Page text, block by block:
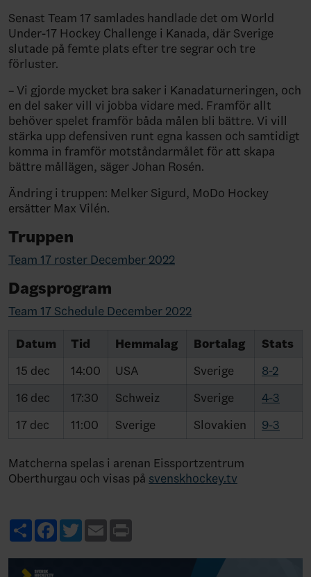
Senast Team 17 samlades handlade det om World
Under-17 Hockey Challenge i Kanada, där Sverige
slutade på femte plats efter tre segrar och tre
förluster.
– Vi gjorde mycket bra saker i Kanadaturneringen, och
en del saker vill vi jobba vidare med. Framför allt
behöver spelet framför båda målen bli bättre. Vi vill
stärka upp defensiven runt egna kassen och samtidigt
komma in framför motståndarmålet för att skapa
bättre mållägen, säger Johan Rosén.
Ändring i truppen: Melker Sigurd, MoDo Hockey
ersätter Max Vilén.
Truppen
Team 17 roster December 2022
Dagsprogram
Team 17 Schedule December 2022
Datum Tid Hemmalag Bortalag
Stats
15 dec
14:00 USA Sverige
8-2
16 dec
17:30 Schweiz Sverige
4-3
17 dec
11:00 Sverige Slovakien 9-3
Matcherna spelas i arenan Eissportzentrum
Oberthurgau och visas på svenskhockey.tv
ShareFacebook
TwitterEmail